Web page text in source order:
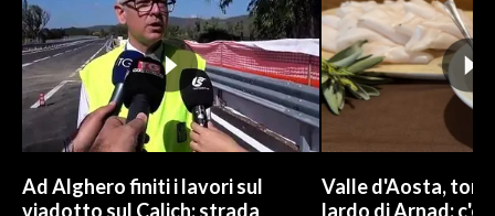
Ad Alghero finiti i lavori sul
viadotto sul Calich: strada
Valle d'Aosta,
lardo di Arnad: c'è